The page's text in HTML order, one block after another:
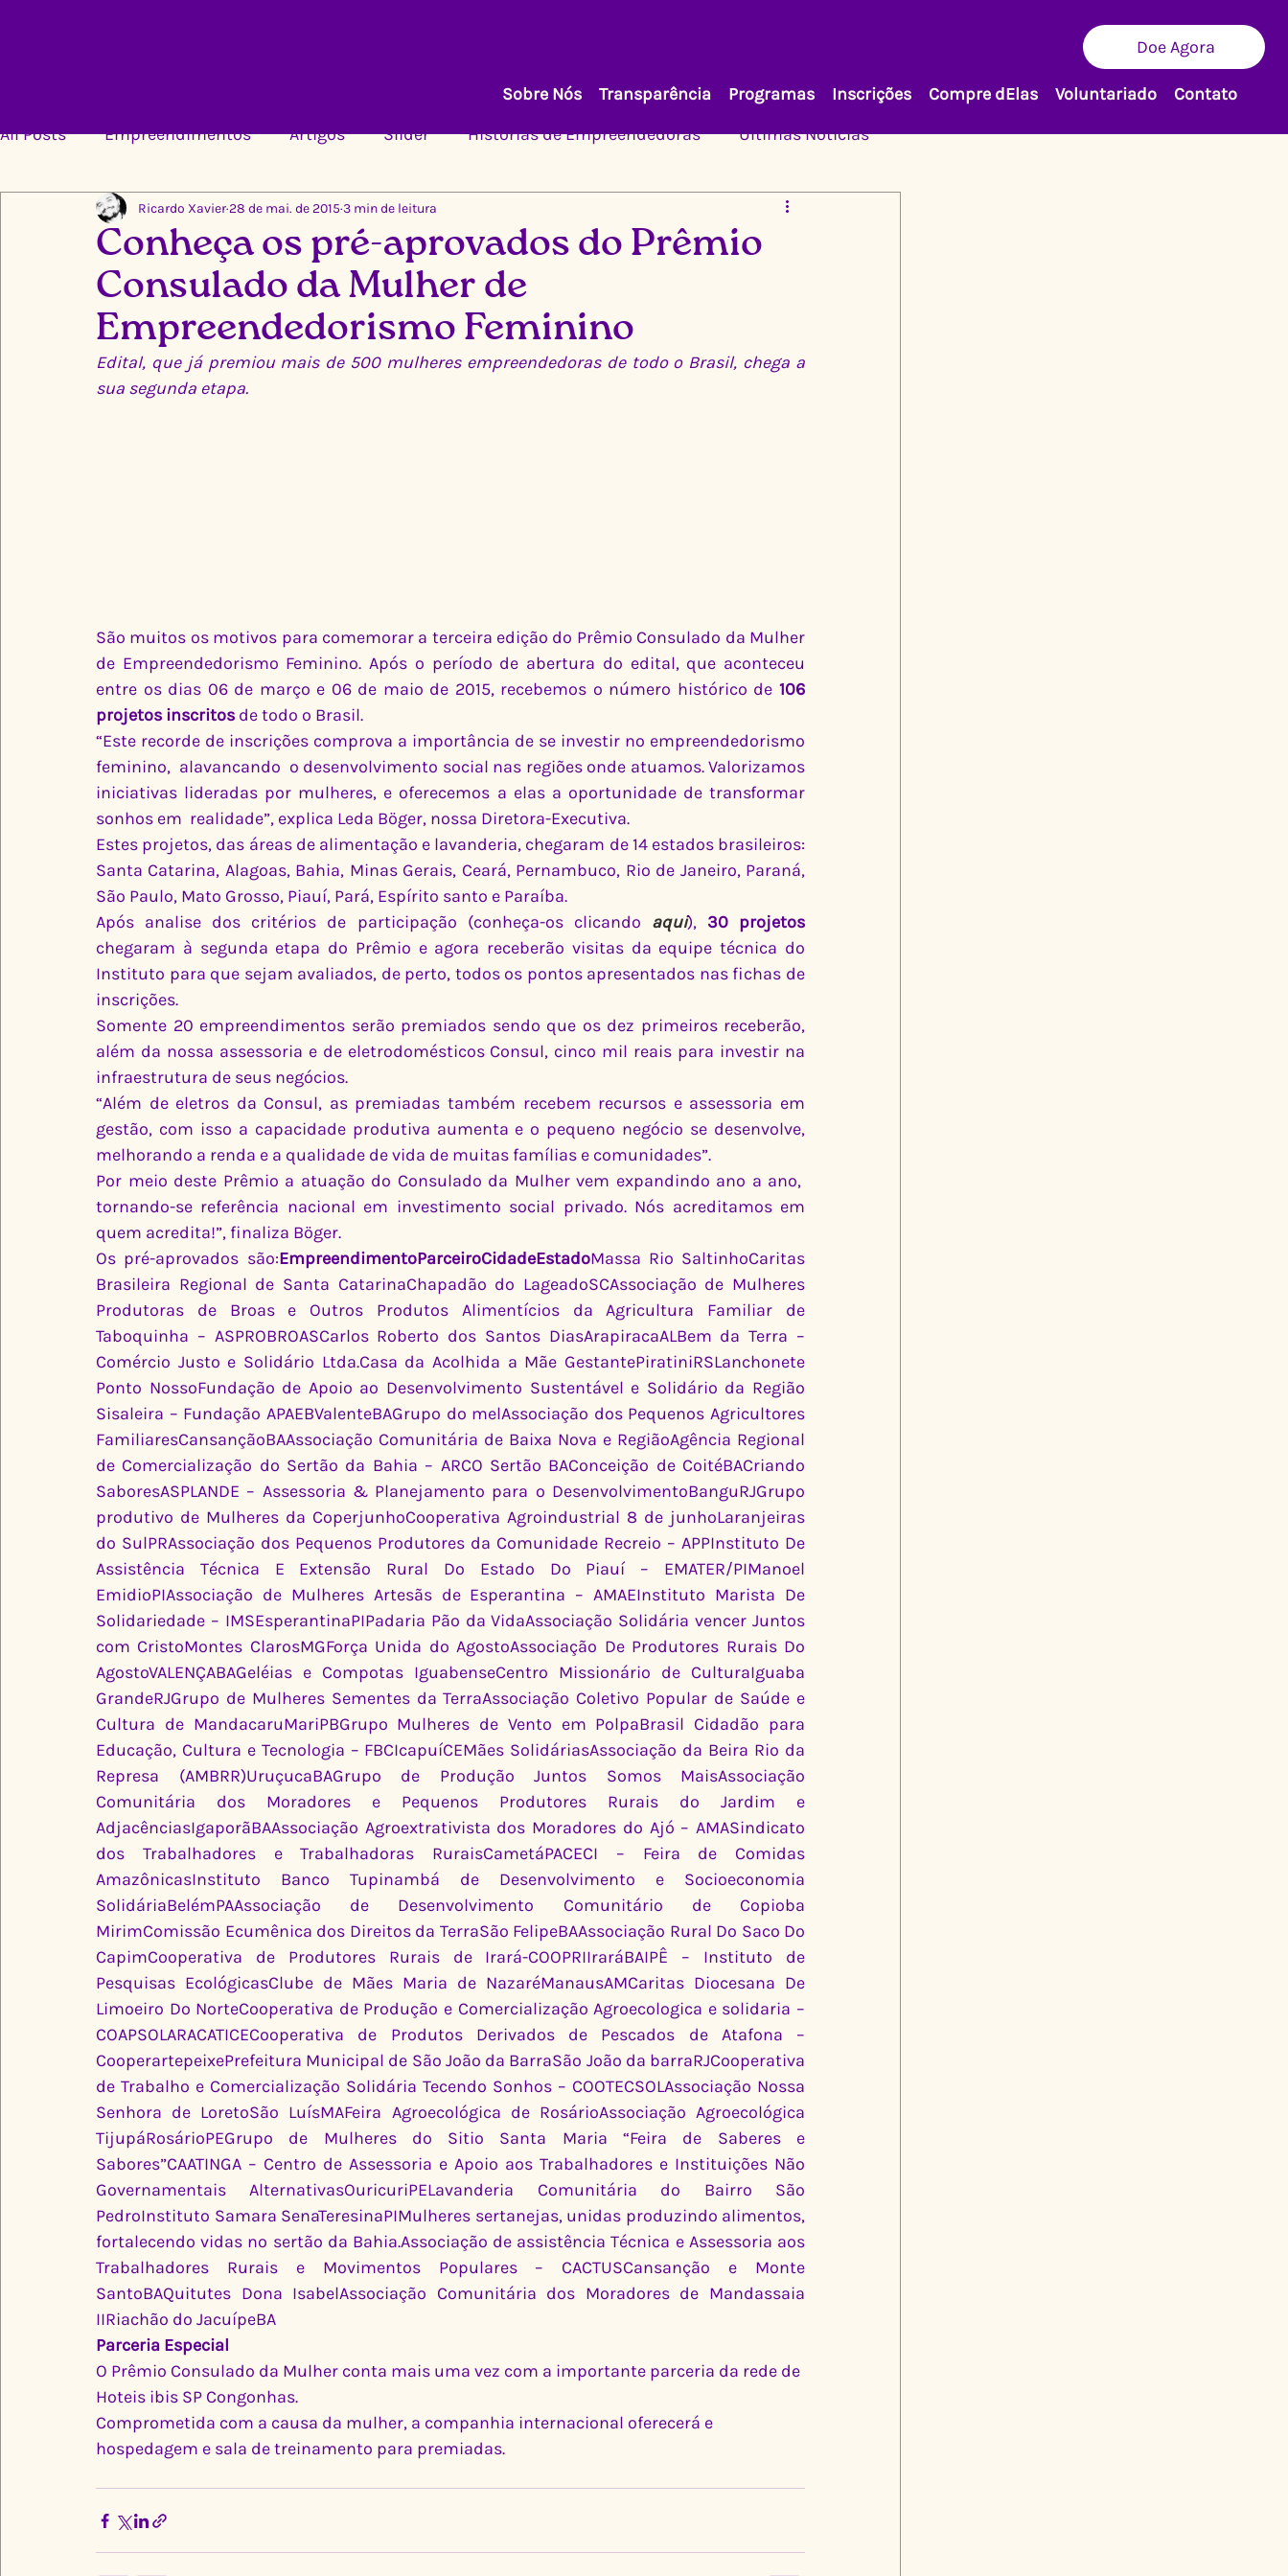
Doe Agora
Sobre Nós Transparência Programas Inscrições Compre dElas Voluntariado
Contato
All Posts
Empreendimentos Artigos Slider Histórias de Empreendedoras Últimas Notícias
Conheça os pré-aprovados do Prêmio
Consulado da Mulher de
Empreendedorismo Feminino
Ricardo Xavier28 de mai. de 2015 3 min de leitura
Edital, que já premiou mais de 500 mulheres empreendedoras de todo o Brasil, chega a
sua segunda etapa.
São muitos os motivos para comemorar a terceira edição do Prêmio Consulado da Mulher
de Empreendedorismo Feminino. Após o período de abertura do edital, que aconteceu
entre os dias 06 de março e 06 de maio de 2015, recebemos o número histórico de 106
projetos inscritos de todo o Brasil.
“Este recorde de inscrições comprova a importância de se investir no empreendedorismo
feminino,  alavancando  o desenvolvimento social nas regiões onde atuamos. Valorizamos
iniciativas lideradas por mulheres, e oferecemos a elas a oportunidade de transformar
sonhos em  realidade”, explica Leda Böger, nossa Diretora-Executiva.
Estes projetos, das áreas de alimentação e lavanderia, chegaram de 14 estados brasileiros:
Santa Catarina, Alagoas, Bahia, Minas Gerais, Ceará, Pernambuco, Rio de Janeiro, Paraná,
São Paulo, Mato Grosso, Piauí, Pará, Espírito santo e Paraíba.
Após analise dos critérios de participação (conheça-os clicando aqui), 30 projetos
chegaram à segunda etapa do Prêmio e agora receberão visitas da equipe técnica do
Instituto para que sejam avaliados, de perto, todos os pontos apresentados nas fichas de
inscrições.
Somente 20 empreendimentos serão premiados sendo que os dez primeiros receberão,
além da nossa assessoria e de eletrodomésticos Consul, cinco mil reais para investir na
infraestrutura de seus negócios.
“Além de eletros da Consul, as premiadas também recebem recursos e assessoria em
gestão, com isso a capacidade produtiva aumenta e o pequeno negócio se desenvolve,
melhorando a renda e a qualidade de vida de muitas famílias e comunidades”.
Por meio deste Prêmio a atuação do Consulado da Mulher vem expandindo ano a ano,
tornando-se referência nacional em investimento social privado. Nós acreditamos em
quem acredita!”, finaliza Böger.
Os pré-aprovados são:EmpreendimentoParceiroCidadeEstadoMassa Rio SaltinhoCaritas
Brasileira Regional de Santa CatarinaChapadão do LageadoSCAssociação de Mulheres
Produtoras de Broas e Outros Produtos Alimentícios da Agricultura Familiar de
Taboquinha – ASPROBROASCarlos Roberto dos Santos DiasArapiracaALBem da Terra –
Comércio Justo e Solidário Ltda.Casa da Acolhida a Mãe GestantePiratiniRSLanchonete
Ponto NossoFundação de Apoio ao Desenvolvimento Sustentável e Solidário da Região
Sisaleira – Fundação APAEBValenteBAGrupo do melAssociação dos Pequenos Agricultores
FamiliaresCansançãoBAAssociação Comunitária de Baixa Nova e RegiãoAgência Regional
de Comercialização do Sertão da Bahia – ARCO Sertão BAConceição de CoitéBACriando
SaboresASPLANDE – Assessoria & Planejamento para o DesenvolvimentoBanguRJGrupo
produtivo de Mulheres da CoperjunhoCooperativa Agroindustrial 8 de junhoLaranjeiras
do SulPRAssociação dos Pequenos Produtores da Comunidade Recreio – APPInstituto De
Assistência Técnica E Extensão Rural Do Estado Do Piauí – EMATER/PIManoel
EmidioPIAssociação de Mulheres Artesãs de Esperantina – AMAEInstituto Marista De
Solidariedade – IMSEsperantinaPIPadaria Pão da VidaAssociação Solidária vencer Juntos
com CristoMontes ClarosMGForça Unida do AgostoAssociação De Produtores Rurais Do
AgostoVALENÇABAGeléias e Compotas IguabenseCentro Missionário de CulturaIguaba
GrandeRJGrupo de Mulheres Sementes da TerraAssociação Coletivo Popular de Saúde e
Cultura de MandacaruMariPBGrupo Mulheres de Vento em PolpaBrasil Cidadão para
Educação, Cultura e Tecnologia – FBCIcapuíCEMães SolidáriasAssociação da Beira Rio da
Represa (AMBRR)UruçucaBAGrupo de Produção Juntos Somos MaisAssociação
Comunitária dos Moradores e Pequenos Produtores Rurais do Jardim e
AdjacênciasIgaporãBAAssociação Agroextrativista dos Moradores do Ajó – AMASindicato
dos Trabalhadores e Trabalhadoras RuraisCametáPACECI – Feira de Comidas
AmazônicasInstituto Banco Tupinambá de Desenvolvimento e Socioeconomia
SolidáriaBelémPAAssociação de Desenvolvimento Comunitário de Copioba
MirimComissão Ecumênica dos Direitos da TerraSão FelipeBAAssociação Rural Do Saco Do
CapimCooperativa de Produtores Rurais de Irará-COOPRIIraráBAIPÊ – Instituto de
Pesquisas EcológicasClube de Mães Maria de NazaréManausAMCaritas Diocesana De
Limoeiro Do NorteCooperativa de Produção e Comercialização Agroecologica e solidaria –
COAPSOLARACATICECooperativa de Produtos Derivados de Pescados de Atafona –
CooperartepeixePrefeitura Municipal de São João da BarraSão João da barraRJCooperativa
de Trabalho e Comercialização Solidária Tecendo Sonhos – COOTECSOLAssociação Nossa
Senhora de LoretoSão LuísMAFeira Agroecológica de RosárioAssociação Agroecológica
TijupáRosárioPEGrupo de Mulheres do Sitio Santa Maria “Feira de Saberes e
Sabores”CAATINGA – Centro de Assessoria e Apoio aos Trabalhadores e Instituições Não
Governamentais AlternativasOuricuriPELavanderia Comunitária do Bairro São
PedroInstituto Samara SenaTeresinaPIMulheres sertanejas, unidas produzindo alimentos,
fortalecendo vidas no sertão da Bahia.Associação de assistência Técnica e Assessoria aos
Trabalhadores Rurais e Movimentos Populares – CACTUSCansanção e Monte
SantoBAQuitutes Dona IsabelAssociação Comunitária dos Moradores de Mandassaia
IIRiachão do JacuípeBA
Parceria Especial
O Prêmio Consulado da Mulher conta mais uma vez com a importante parceria da rede de
Hoteis ibis SP Congonhas.
Comprometida com a causa da mulher, a companhia internacional oferecerá e
hospedagem e sala de treinamento para premiadas.